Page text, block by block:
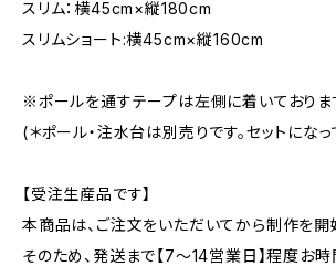
スリム：横45cm×縦180cm
スリムショート:横45cm×縦160cm
※ポールを通すテープは左側に着いておりま
(＊ポール・注水台は別売りです。セットになっ
【受注生産品です】
本商品は、ご注文をいただいてから制作を開
そのため、発送まで【7〜14営業日】程度お